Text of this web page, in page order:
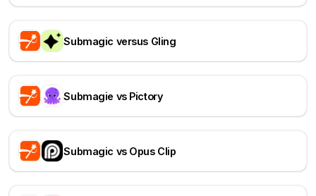
Submagic versus Gling
Submagie vs Pictory
Submagic vs Opus Clip